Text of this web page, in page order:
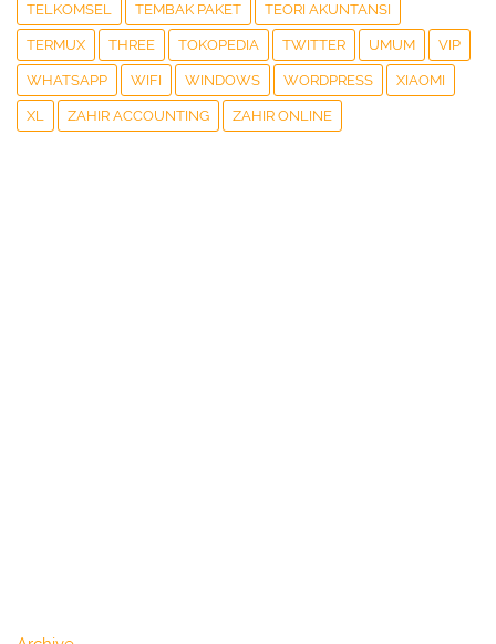
TELKOMSEL TEMBAK PAKET TEORI AKUNTANSI
TERMUX THREE TOKOPEDIA TWITTER UMUM VIP
WHATSAPP WIFI WINDOWS WORDPRESS XIAOMI
XL ZAHIR ACCOUNTING ZAHIR ONLINE